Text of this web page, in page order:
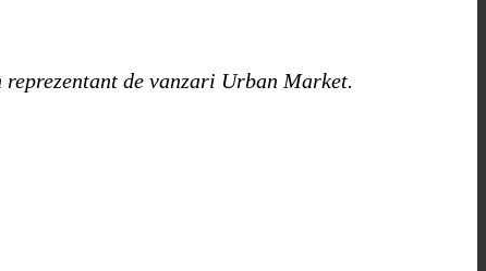
de vanzari Urban Market.